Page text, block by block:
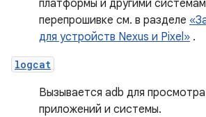
платформы и другими
перепрошивке см. в разделе
для устройств Nexus и Pixel» .
logcat
Вызывается adb для
приложений и системы.